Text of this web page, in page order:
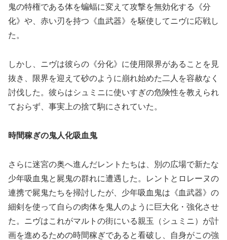
鬼の特権である体を蝙蝠に変えて攻撃を無効化する《分
化》や、赤い刃を持つ《血武器》を駆使してニヴに応戦し
た。
しかし、ニヴは彼らの《分化》に使用限界があることを見
抜き、限界を迎えて砂のように崩れ始めた二人を容赦なく
討伐した。彼らはシュミニに使いすぎの危険性を教えられ
ておらず、事実上の捨て駒にされていた。
時間稼ぎの鬼人化吸血鬼
さらに迷宮の奥へ進んだレントたちは、別の広場で新たな
少年吸血鬼と屍鬼の群れに遭遇した。レントとロレーヌの
連携で屍鬼たちを掃討したが、少年吸血鬼は《血武器》の
細剣を使って自らの肉体を鬼人のように巨大化・強化させ
た。ニヴはこれがマルトの街にいる親玉（シュミニ）が計
画を進めるための時間稼ぎであると看破し、自身がこの強